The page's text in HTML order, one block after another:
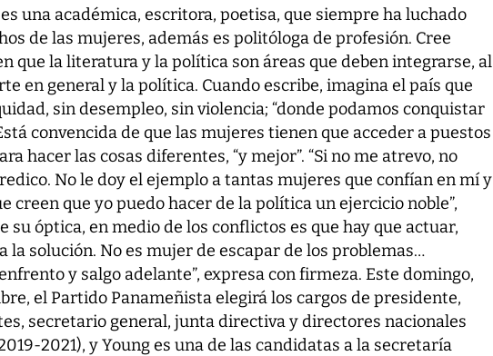
una académica, escritora, poetisa, que siempre ha luchado
de las mujeres, además es politóloga de profesión. Cree
que la literatura y la política son áreas que deben integrarse, al
en general y la política. Cuando escribe, imagina el país que
sin desempleo, sin violencia; “donde podamos conquistar
convencida de que las mujeres tienen que acceder a puestos
hacer las cosas diferentes, “y mejor”. “Si no me atrevo, no
No le doy el ejemplo a tantas mujeres que confían en mí y
creen que yo puedo hacer de la política un ejercicio noble”,
su óptica, en medio de los conflictos es que hay que actuar,
la solución. No es mujer de escapar de los problemas…
y salgo adelante”, expresa con firmeza. Este domingo,
el Partido Panameñista elegirá los cargos de presidente,
secretario general, junta directiva y directores nacionales
2021), y Young es una de las candidatas a la secretaría